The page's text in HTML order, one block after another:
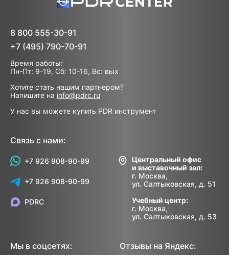
8 800 555-30-91
+7 (495) 790-70-91
Время работы:
Пн-Пт: 9-19, Сб: 10-16, Вс: вых
Хотите стать нашим партнером?
Напишите на info@pdrc.ru
У нас вы можете купить PDR инструмент
Связь с нами:
+7 926 908-90-99
+7 926 908-90-99
Центральный офис
и выставочный зал:
г. Москва,
ул. Салтыковская, д. 51
Учебный центр:
г. Москва,
ул. Салтыковская, д. 53
PDRC
Мы в соцсетях: Отзывы на Яндекс: